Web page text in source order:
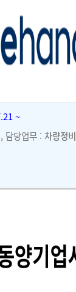
~
, 담당업무 : 차량정비